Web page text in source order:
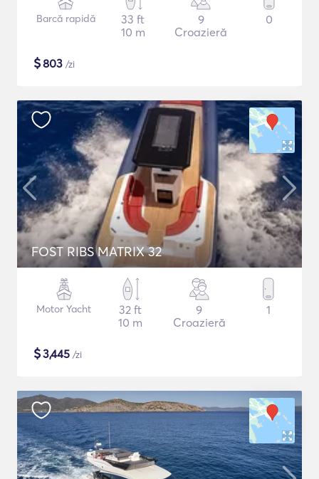
Barcă rapidă
33 ft
10 m
9
Croazieră
0
$803 /zi
FOST RIBS MATRIX 32
Motor Yacht
32 ft
10 m
9
Croazieră
1
$3,445 /zi